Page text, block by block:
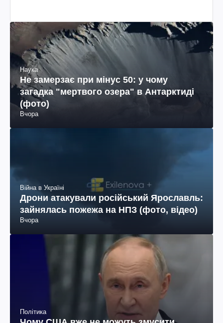
Наука
Не замерзає при мінус 50: у чому
загадка "мертвого озера" в Антарктиді
(фото)
Вчора
Війна в Україні
Дрони атакували російський Ярославль:
зайнялась пожежа на НПЗ (фото, відео)
Вчора
Політика